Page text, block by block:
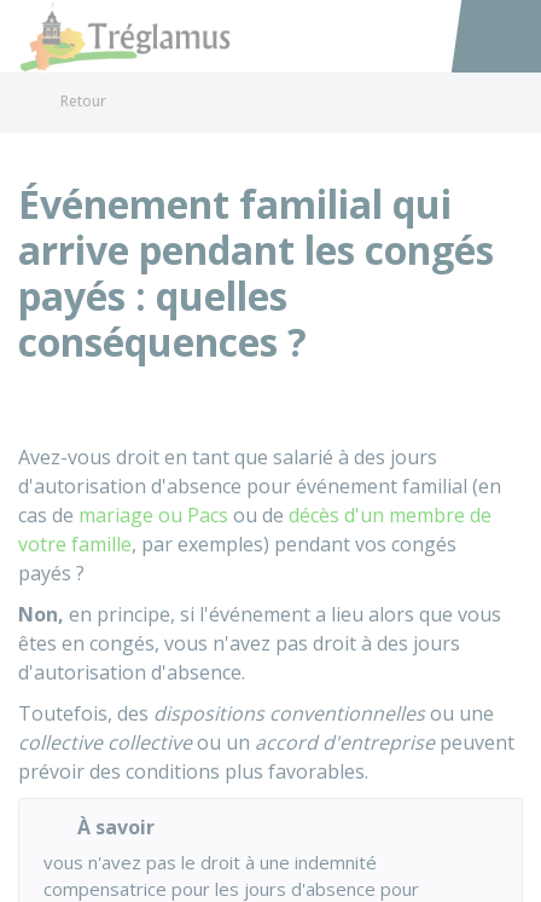
Accéder
Retour
Événement familial qui
arrive pendant les congés
payés : quelles
conséquences ?
Avez-vous droit en tant que salarié à des jours
d'autorisation d'absence pour événement familial (en
cas de mariage ou Pacs ou de décès d'un membre de
votre famille, par exemples) pendant vos congés
payés ?
Non, en principe, si l'événement a lieu alors que vous
êtes en congés, vous n'avez pas droit à des jours
d'autorisation d'absence.
Toutefois, des dispositions conventionnellesou une
collective collectiveou un accord d'entreprisepeuvent
prévoir des conditions plus favorables.
À savoir
vous n'avez pas le droit à une indemnité
compensatrice pour les jours d'absence pour